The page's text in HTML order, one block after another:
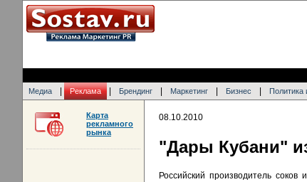
Медиа Реклама Брендинг Маркетинг Бизнес Политика
08.10.2010
"Дары Кубани"
Российский производитель
Карта
рекламного
рынка